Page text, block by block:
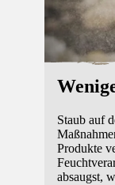
Staub auf
Produkte
absaugst,